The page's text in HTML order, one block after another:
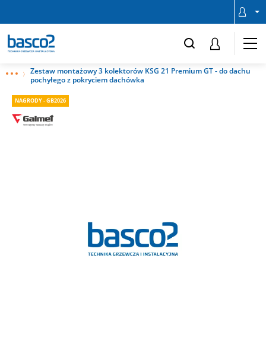
Zestaw montażowy 3 kolektorów KSG 21 Premium GT - do dachu
pochyłego z pokryciem dachówka
NAGRODY - GB2026